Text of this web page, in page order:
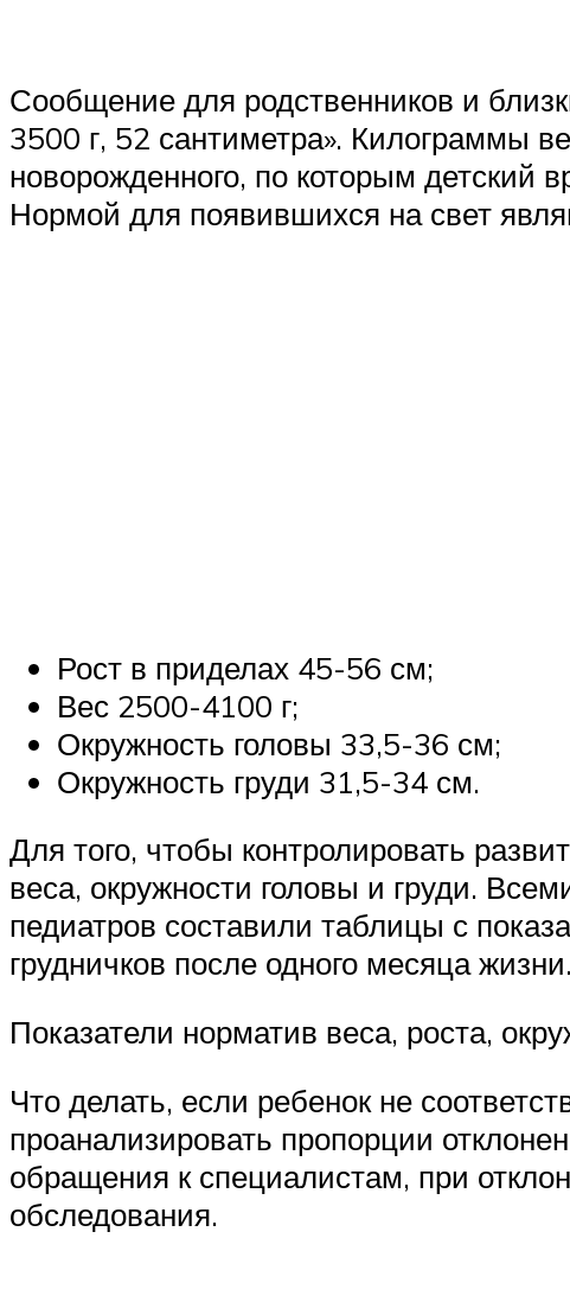
Сообщение для родственников и
3500 г, 52 сантиметра». Килограммы
новорожденного, по которым детский
Нормой для появившихся на свет
Рост в приделах 45-56 см;
Вес 2500-4100 г;
Окружность головы 33,5-36 см;
Окружность груди 31,5-34 см.
Для того, чтобы контролировать
веса, окружности головы и груди.
педиатров составили таблицы с
грудничков после одного месяца жизни.
Показатели норматив веса, роста,
Что делать, если ребенок не
проанализировать пропорции
обращения к специалистам, при
обследования.